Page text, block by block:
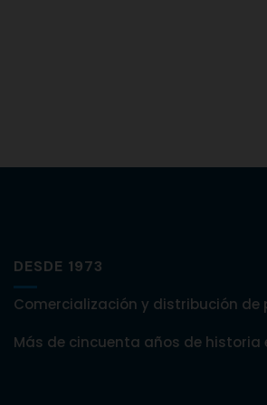
DESDE 1973
Comercialización y distribución
Más de cincuenta años de historia